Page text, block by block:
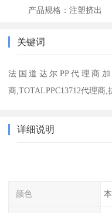
产品规格： 注塑挤出
关键词
法国道达尔PP代理商加
商,TOTALPPC13712代理商,
详细说明
颜色